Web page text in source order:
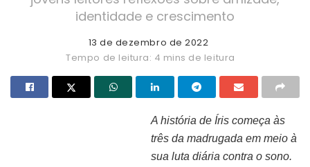
identidade e crescimento
13 de dezembro de 2022
Tempo de leitura: 4 mins de leitura
A história de Íris começa às
três da madrugada em meio à
sua luta diária contra o sono.